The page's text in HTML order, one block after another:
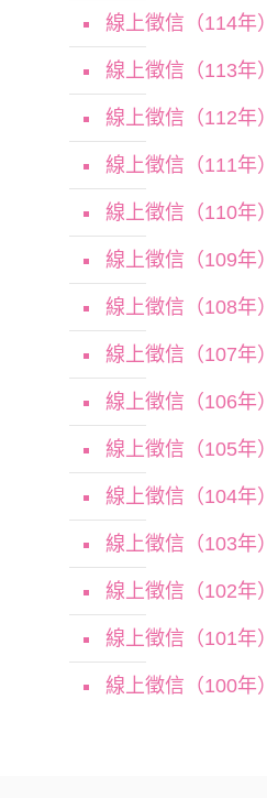
線上徵信（114年）
線上徵信（113年）
線上徵信（112年）
線上徵信（111年）
線上徵信（110年）
線上徵信（109年）
線上徵信（108年）
線上徵信（107年）
線上徵信（106年）
線上徵信（105年）
線上徵信（104年）
線上徵信（103年）
線上徵信（102年）
線上徵信（101年）
線上徵信（100年）